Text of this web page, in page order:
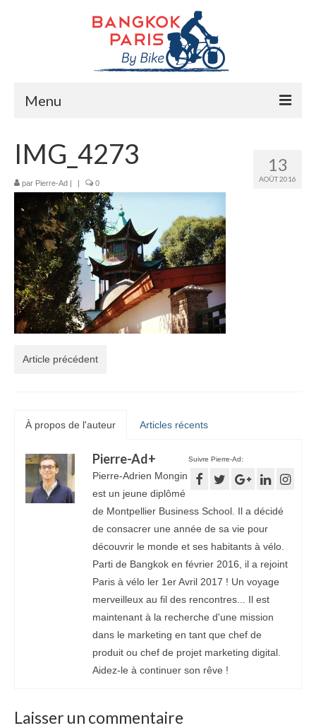
Menu
Préparation bike trip
La route
Mes rencontres
Me soutenir
Presse
13
AOÛT 2016
IMG_4273
par Pierre-Ad | | 0
Article précédent
À propos de l'auteur Articles récents
Suivre Pierre-Ad:
Pierre-Ad+
Pierre-Adrien Mongin
est un jeune diplômé
de Montpellier Business School. Il a décidé
de consacrer une année de sa vie pour
découvrir le monde et ses habitants à vélo.
Parti de Bangkok en février 2016, il a rejoint
Paris à vélo ler 1er Avril 2017 ! Un voyage
merveilleux au fil des rencontres... Il est
maintenant à la recherche d'une mission
dans le marketing en tant que chef de
produit ou chef de projet marketing digital.
Aidez-le à continuer son rêve !
Laisser un commentaire